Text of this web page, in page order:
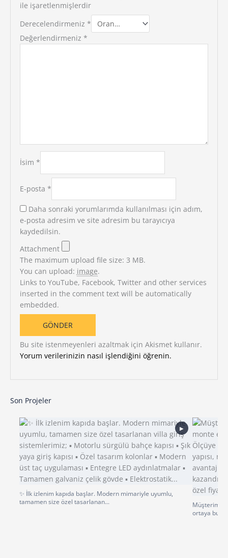
ile işaretlenmişlerdir
Derecelendirmeniz *
Değerlendirmeniz *
İsim *
E-posta *
Daha sonraki yorumlarımda kullanılması için adım,
e-posta adresim ve site adresim bu tarayıcıya
kaydedilsin.
Attachment
The maximum upload file size: 3 MB.
You can upload: image.
Links to YouTube, Facebook, Twitter and other services
inserted in the comment text will be automatically
embedded.
Bu site istenmeyenleri azaltmak için Akismet kullanır.
Yorum verilerinizin nasıl işlendiğini öğrenin.
Son Projeler
▶
✨ İlk izlenim kapıda başlar. Modern mimariyle uyumlu,
tamamen size özel tasarlanan...
Müşterimiz
ortaya bu